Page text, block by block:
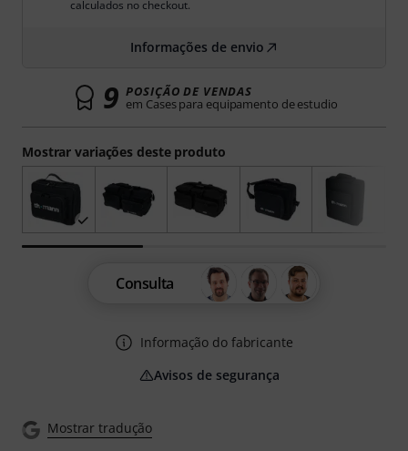
Mostrar tradução
Mostrar variações deste produto
calculados no checkout.
Informações de envio
9 POSIÇÃO DE VENDAS
em Cases para equipamento de estudio
Consulta
Informação do fabricante
Avisos de segurança